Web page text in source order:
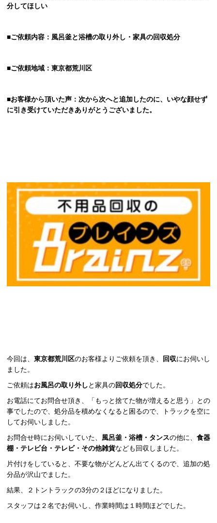
分してほしい
■ご依頼内容：風呂釜と浴槽の取り外し・家具の回収処分
■ご依頼地域：東京都荒川区
■お客様から頂いた声：次から次へと追加したのに、いやな顔せず
に引き受けていただきありがとうございました。
今回は、 東京都荒川区のお客様よりご依頼を頂き、 回収にお伺いし
ました。
ご依頼はお風呂の取り外しと家具の回収処分でした。
お電話にてお問合せ頂き、「もっと捨てた物が増えると思う」との
事でしたので、処分品を積めなくなると困るので、トラックを空に
してお伺いしました。
お問合せ時にお伺いしていた、 風呂釜・浴槽・タンスの他に、 食器
棚・テレビ台・テレビ・その他雑貨なども回収しました。
片付けをしていると、不要な物がどんどん出てくるので、追加の処
分品が沢山でました。
結果、２トントラックの3分の２ほどになりました。
スタッフは２名でお伺いし、作業時間は１時間ほどでした。